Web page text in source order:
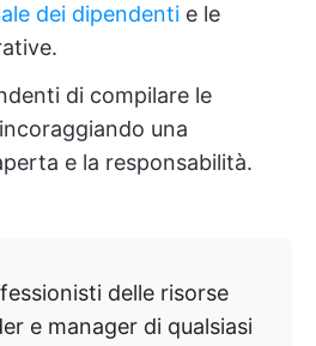
dei dipendenti e le
di compilare le
una
e la responsabilità.
delle risorse
e manager di qualsiasi